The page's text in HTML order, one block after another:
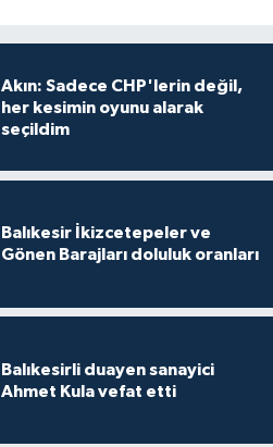
Akın: Sadece CHP'lerin değil,
her kesimin oyunu alarak
seçildim
Balıkesir İkizcetepeler ve
Gönen Barajları doluluk oranları
Balıkesirli duayen sanayici
Ahmet Kula vefat etti